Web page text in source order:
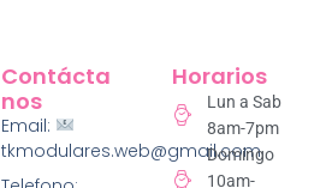
Contácta
Nos
Email:
tkmodulares.web@gmail.com
Horarios
Lun a Sab
8am-7pm
Domingo
10am-